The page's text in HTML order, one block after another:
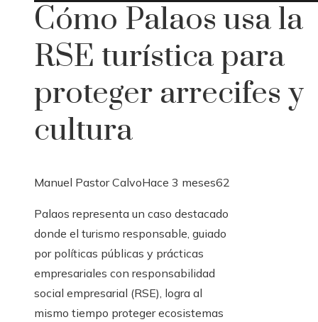
Cómo Palaos usa la
RSE turística para
proteger arrecifes y
cultura
Manuel Pastor CalvoHace 3 meses62
Palaos representa un caso destacado
donde el turismo responsable, guiado
por políticas públicas y prácticas
empresariales con responsabilidad
social empresarial (RSE), logra al
mismo tiempo proteger ecosistemas